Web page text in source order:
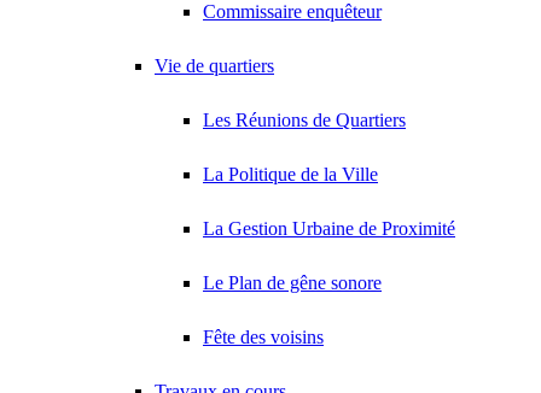
Commissaire enquêteur
Vie de quartiers
Les Réunions de Quartiers
La Politique de la Ville
La Gestion Urbaine de Proximité
Le Plan de gêne sonore
Fête des voisins